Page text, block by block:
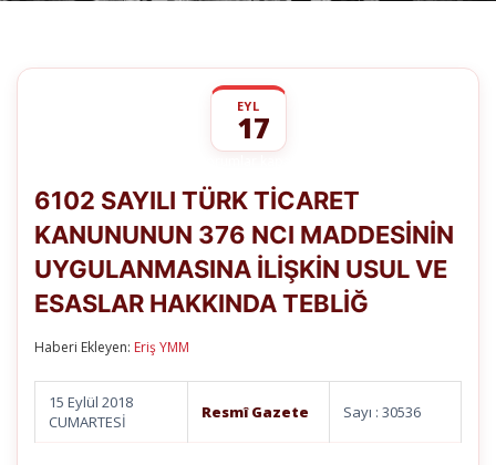
EYL
17
TÜRK
KANUNUNUN
NCI
MADDESİNİN
UYGULANMASINA
ESASLAR
HAKKINDA
TEBLİĞ
6102 SAYILI TÜRK TİCARET
KANUNUNUN 376 NCI MADDESİNİN
UYGULANMASINA İLİŞKİN USUL VE
ESASLAR HAKKINDA TEBLİĞ
Haberi Ekleyen: Eriş YMM
15 Eylül 2018
CUMARTESİ
Resmî Gazete Sayı : 30536